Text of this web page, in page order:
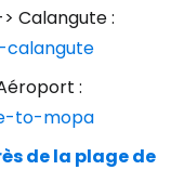
Calangute :
:
to-mopa
de la plage de